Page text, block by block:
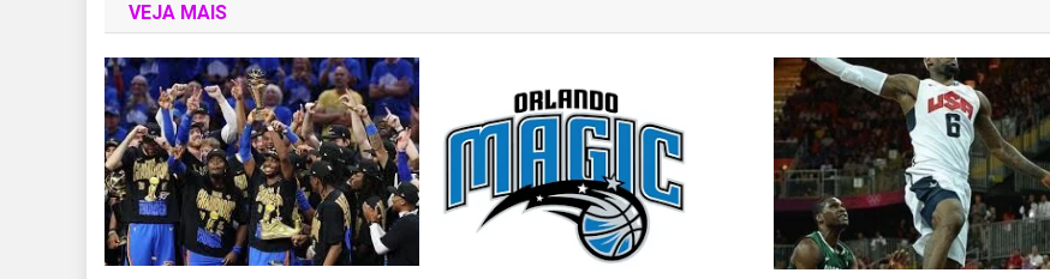
VEJA MAIS